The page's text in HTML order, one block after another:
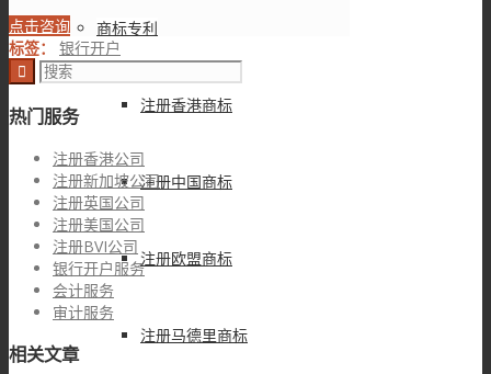
商标专利
注册香港商标
注册中国商标
注册欧盟商标
注册马德里商标
点击咨询
标签：
银行开户
热门服务
注册香港公司
注册新加坡公司
注册英国公司
注册美国公司
注册BVI公司
银行开户服务
会计服务
审计服务
相关文章